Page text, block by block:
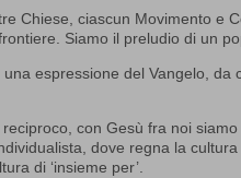
Chiese, ciascun Movimento e
Siamo il preludio di un
espressione del Vangelo,
con Gesù fra noi
dove regna la
di ‘insieme per’.